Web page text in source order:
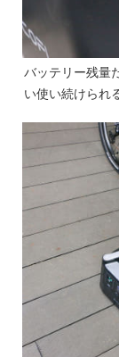
バッテリー残量
い使い続けられ